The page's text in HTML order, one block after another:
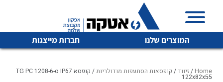
המוצרים שלנו חברות מייצגות
Home
/זיווד/ קופסאות הסתעפות מודולריות / קופסא TG PC 1208-6-o IP67
122x82x55